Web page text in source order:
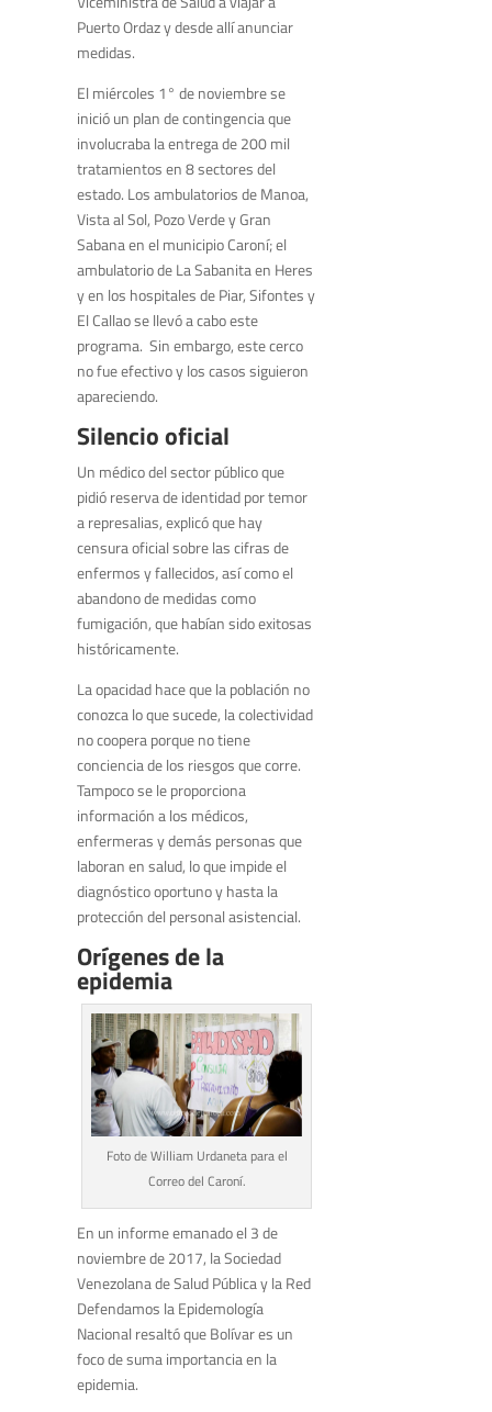
Puerto Ordaz y desde allí anunciar
medidas.
El miércoles 1° de noviembre se
inició un plan de contingencia que
involucraba la entrega de 200 mil
tratamientos en 8 sectores del
estado. Los ambulatorios de Manoa,
Vista al Sol, Pozo Verde y Gran
Sabana en el municipio Caroní; el
ambulatorio de La Sabanita en Heres
y en los hospitales de Piar, Sifontes y
El Callao se llevó a cabo este
programa. Sin embargo, este cerco
no fue efectivo y los casos siguieron
apareciendo.
Silencio oficial
Un médico del sector público que
pidió reserva de identidad por temor
a represalias, explicó que hay
censura oficial sobre las cifras de
enfermos y fallecidos, así como el
abandono de medidas como
fumigación, que habían sido exitosas
históricamente.
La opacidad hace que la población no
conozca lo que sucede, la colectividad
no coopera porque no tiene
conciencia de los riesgos que corre.
Tampoco se le proporciona
información a los médicos,
enfermeras y demás personas que
laboran en salud, lo que impide el
diagnóstico oportuno y hasta la
protección del personal asistencial.
Orígenes de la
epidemia
Foto de William Urdaneta para el
Correo del Caroní.
En un informe emanado el 3 de
noviembre de 2017, la Sociedad
Venezolana de Salud Pública y la Red
Defendamos la Epidemología
Nacional resaltó que Bolívar es un
foco de suma importancia en la
epidemia.